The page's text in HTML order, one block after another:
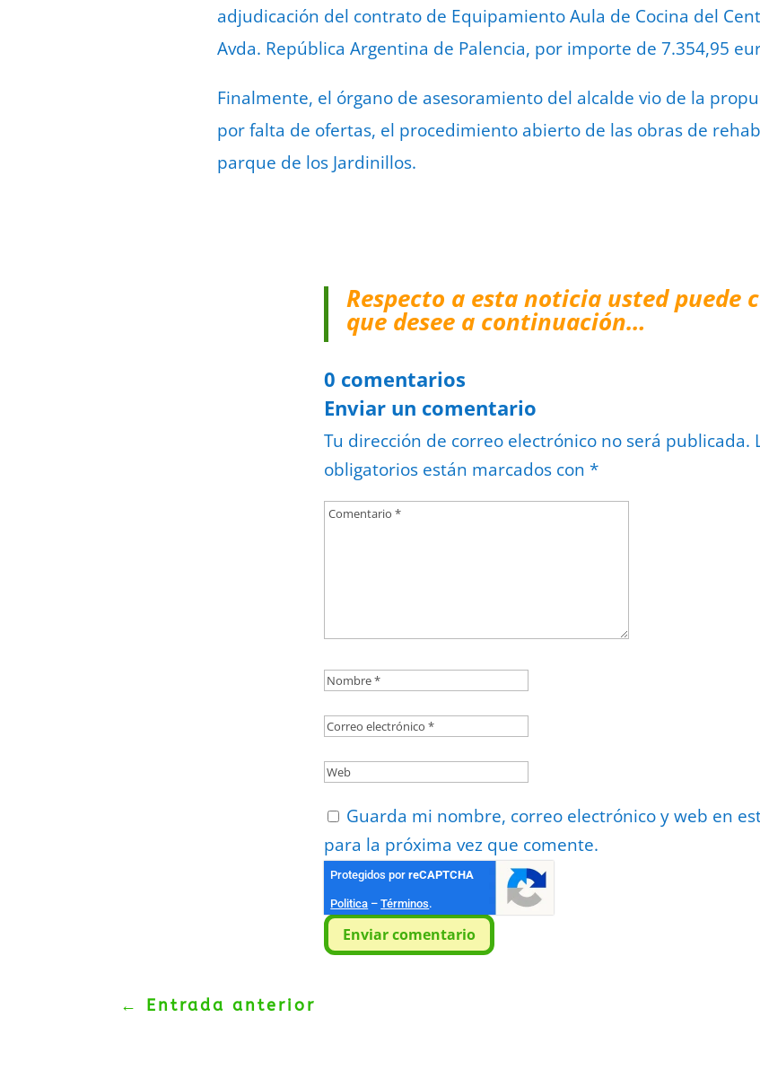
adjudicación del contrato de Equipamiento Aula de Cocina del
Avda. República Argentina de Palencia, por importe de 7.354,95
Finalmente, el órgano de asesoramiento del alcalde vio de la
por falta de ofertas, el procedimiento abierto de las obras de
parque de los Jardinillos.
Respecto a esta noticia usted puede
que desee a continuación…
0 comentarios
Enviar un comentario
Tu dirección de correo electrónico no será publicada.
obligatorios están marcados con *
Guarda mi nombre, correo electrónico y web en
para la próxima vez que comente.
Enviar comentario
Protegidos porreCAPTCHA
Politica –Términos.
← Entrada anterior